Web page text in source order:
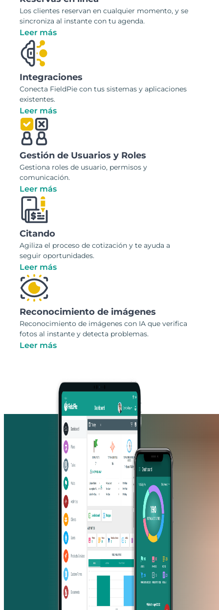
Los clientes reservan en cualquier momento, y se
sincroniza al instante con tu agenda.
Leer más
Integraciones
Conecta FieldPie con tus sistemas y aplicaciones
existentes.
Leer más
Gestión de Usuarios y Roles
Gestiona roles de usuario, permisos y
comunicación.
Leer más
Citando
Agiliza el proceso de cotización y te ayuda a
seguir oportunidades.
Leer más
Reconocimiento de imágenes
Reconocimiento de imágenes con IA que verifica
fotos al instante y detecta problemas.
Leer más